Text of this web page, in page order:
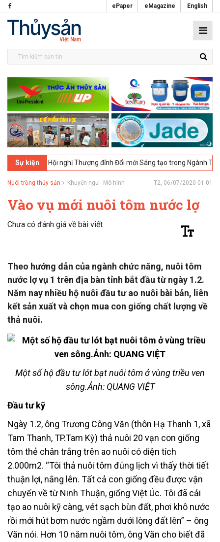
ePaper eMagazine English
Sự kiện
UK - Hội nghị Thượng đỉnh Đổi mới Sáng tạo trong Ngành Thực
Nuôi trồng thủy sản Khuyến ngư - Mô hình T2, 06/07/2020 01:01
Vào vụ mới nuôi tôm nước lợ
Chưa có đánh giá về bài viết
Theo hướng dẫn của ngành chức năng, nuôi tôm
nước lợ vụ 1 trên địa bàn tỉnh bắt đầu từ ngày 1.2.
Năm nay nhiều hộ nuôi đầu tư ao nuôi bài bản, liên
kết sản xuất và chọn mua con giống chất lượng về
thả nuôi.
Một số hộ đầu tư lót bạt nuôi tôm ở vùng triều ven
sông.Ảnh: QUANG VIỆT
Đầu tư kỹ
Ngày 1.2, ông Trương Công Văn (thôn Hạ Thanh 1, xã
Tam Thanh, TP.Tam Kỳ) thả nuôi 20 vạn con giống
tôm thẻ chân trắng trên ao nuôi có diện tích
2.000m2. “Tôi thả nuôi tôm đúng lịch vì thấy thời tiết
thuận lợi, nắng lên. Tất cả con giống đều được vận
chuyển về từ Ninh Thuận, giống Việt Úc. Tôi đã cải
tạo ao nuôi kỹ càng, vét sạch bùn đất, phơi khô nước
rồi mới hút bơm nước ngầm dưới lòng đất lên” – ông
Văn nói. Hơn 10 năm nuôi tôm, ông Văn cho biết đã